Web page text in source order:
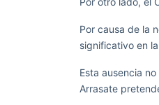
Por causa de la
significativo en
Esta ausencia
Arrasate